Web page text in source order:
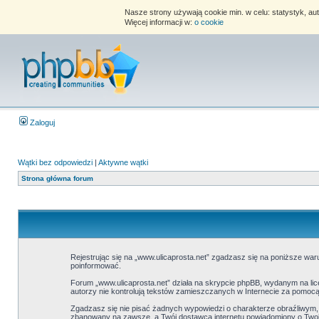
Nasze strony używają cookie min. w celu: statystyk,
Więcej informacji w: o cookie
Zaloguj
Wątki bez odpowiedzi | Aktywne wątki
Strona główna forum
Rejestrując się na „www.ulicaprosta.net” zgadzasz się na poniższe
poinformować.
Forum „www.ulicaprosta.net” działa na skrypcie phpBB, wydanym na
autorzy nie kontrolują tekstów zamieszczanych w Internecie za
Zgadzasz się nie pisać żadnych wypowiedzi o charakterze
zbanowany na zawsze, a Twój dostawca internetu powiadomiony o